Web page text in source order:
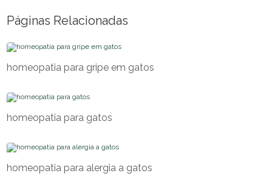
Páginas Relacionadas
homeopatia para gripe em gatos
homeopatia para gatos
homeopatia para alergia a gatos